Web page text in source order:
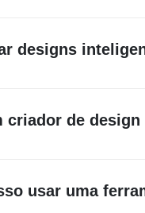
designs
criador de
usar uma